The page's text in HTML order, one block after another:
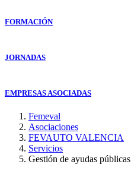
FORMACIÓN
JORNADAS
EMPRESAS ASOCIADAS
Femeval
Asociaciones
FEVAUTO VALENCIA
Servicios
Gestión de ayudas públicas